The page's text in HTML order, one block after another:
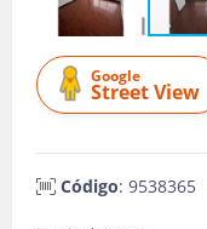
Google
Street View
Código: 9538365